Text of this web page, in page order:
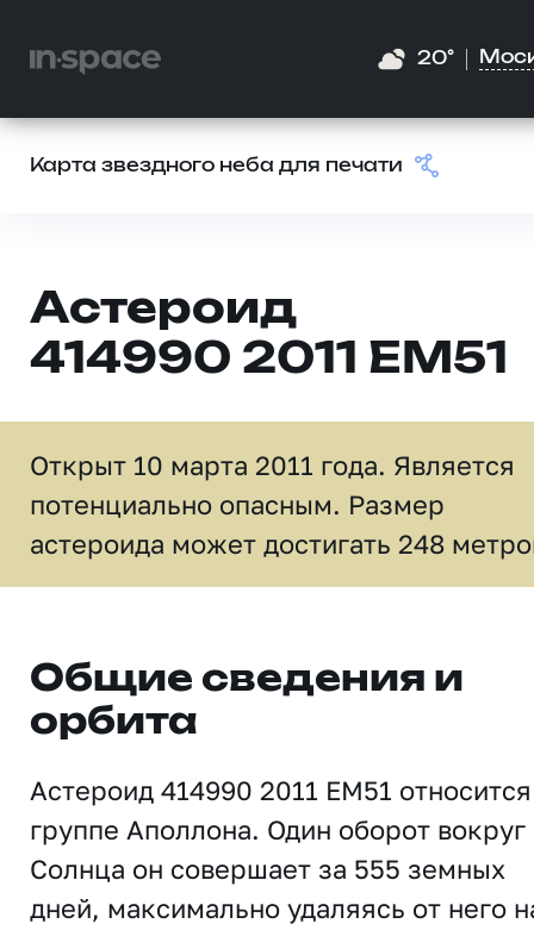
20°
Карта звездного неба для печати
Астероид
414990 2011 EM51
Открыт 10 марта 2011 года. Является
потенциально опасным. Размер
астероида может достигать 248
Общие сведения и
орбита
Астероид 414990 2011 EM51
группе Аполлона. Один оборот вокруг
Солнца он совершает за 555 земных
дней, максимально удаляясь от него